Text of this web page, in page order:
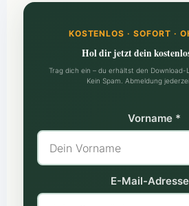
KOSTENLOS · SOFORT ·
Hol dir jetzt dein
Trag dich ein – du erhältst den Download-
Kein Spam. Abmeldung
Vorname *
E-Mail-